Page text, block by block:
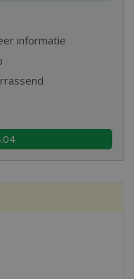
informatie